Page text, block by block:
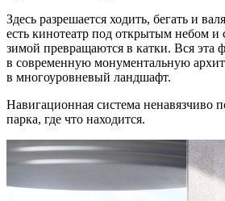
Здесь разрешается ходить, бегать и
есть кинотеатр под открытым небом и
зимой превращаются в катки. Вся эта
в современную монументальную
в многоуровневый ландшафт.
Навигационная система ненавязчиво
парка, где что находится.